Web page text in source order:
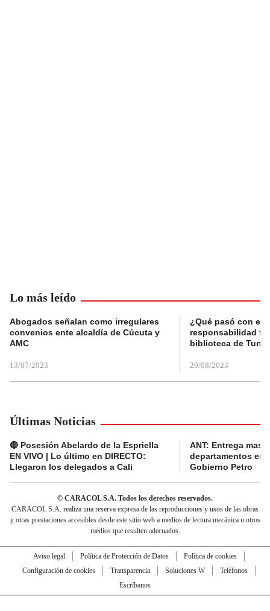
Lo más leído
Abogados señalan como irregulares
convenios ente alcaldía de Cúcuta y
AMC
13/07/2023
¿Qué pasó con el
responsabilidad
biblioteca de
29/08/2023
Últimas Noticias
🔴 Posesión Abelardo de la Espriella
EN VIVO | Lo último en DIRECTO:
Llegaron los delegados a Cali
ANT: Entrega
departamentos en
Gobierno Petro
© CARACOL S.A. Todos los derechos reservados.
CARACOL S.A. realiza una reserva expresa de las reproducciones y usos de las obras
y otras prestaciones accesibles desde este sitio web a medios de lectura mecánica u otros
medios que resulten adecuados.
Aviso legal Política de Protección de Datos
Política de cookies
Configuración de cookies
Transparencia Soluciones W
Teléfonos
Escríbanos